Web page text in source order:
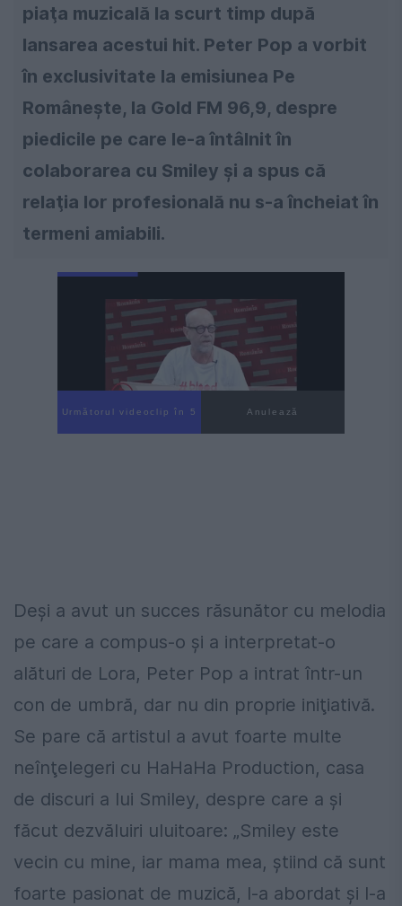
piaţa muzicală la scurt timp după
lansarea acestui hit. Peter Pop a vorbit
în exclusivitate la emisiunea Pe
Româneşte, la Gold FM 96,9, despre
piedicile pe care le-a întâlnit în
colaborarea cu Smiley şi a spus că
relaţia lor profesională nu s-a încheiat în
termeni amiabili.
Următorul videoclip în 4 Anulează
Deşi a avut un succes răsunător cu melodia
pe care a compus-o şi a interpretat-o
alături de Lora, Peter Pop a intrat într-un
con de umbră, dar nu din proprie iniţiativă.
Se pare că artistul a avut foarte multe
neînţelegeri cu HaHaHa Production, casa
de discuri a lui Smiley, despre care a şi
făcut dezvăluiri uluitoare: „Smiley este
vecin cu mine, iar mama mea, ştiind că sunt
foarte pasionat de muzică, l-a abordat şi l-a